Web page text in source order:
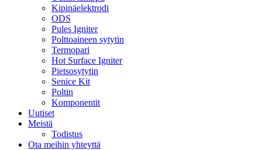
Kipinäelektrodi
ODS
Pules Igniter
Polttoaineen sytytin
Termopari
Hot Surface Igniter
Pietsosytytin
Senice Kit
Poltin
Komponentit
Uutiset
Meistä
Todistus
Ota meihin yhteyttä